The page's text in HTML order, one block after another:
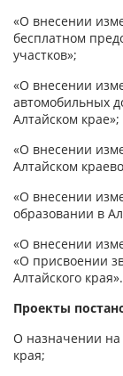
«О внесении
бесплатном
участков»;
«О внесении
автомобильных
Алтайском крае»;
«О внесении
Алтайском
«О внесении
образовании в
«О внесении
«О присвоении
Алтайского края».
Проекты
О назначении на
края;